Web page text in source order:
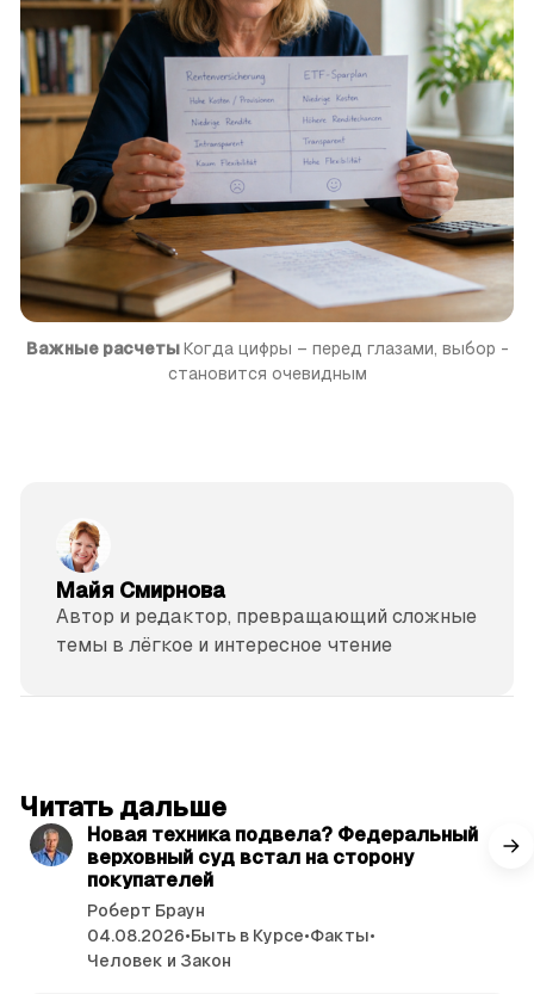
Важные расчеты Когда цифры – перед глазами, выбор ­
становится очевидным
Майя Смирнова
Автор и редактор, превращающий сложные
темы в лёгкое и интересное чтение
Читать дальше
Новая техника подвела? Федеральный
верховный суд встал на сторону
покупателей
Роберт Браун
04.08.2026•Быть в Курсе•Факты•
Человек и Закон